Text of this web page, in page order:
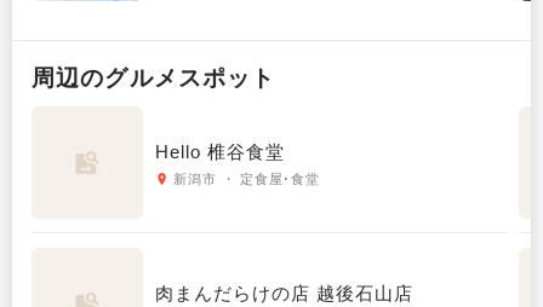
周辺のグルメ スポット
Hello 椎谷食堂
新潟市 ・ 定食屋･食堂
肉まんだらけの店 越後石山店